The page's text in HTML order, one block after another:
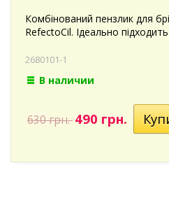
Комбінований пензлик для
RefectoCil. Ідеально
2680101-1
В наличии
630 грн.490 грн.